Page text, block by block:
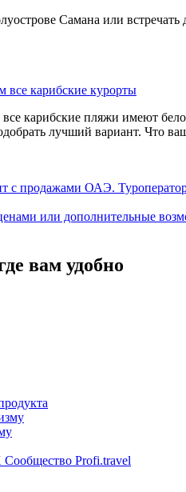
Самана или
все карибские курорты
карибские пляжи имеют
лучший вариант. Что
с продажами ОАЭ.
или дополнительные
вам удобно
Сообщество Profi.travel